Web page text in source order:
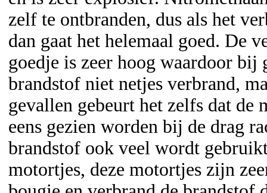
zelf te ontbranden, dus als het
dan gaat het helemaal goed. De
goedje is zeer hoog waardoor bij
brandstof niet netjes verbrand,
gevallen gebeurt het zelfs dat
eens gezien worden bij de drag
brandstof ook veel wordt
motortjes, deze motortjes zijn